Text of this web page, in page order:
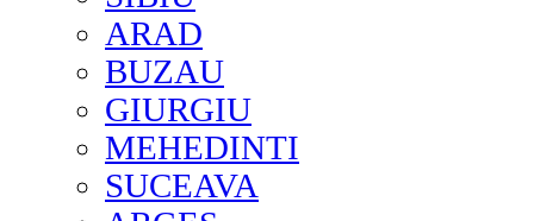
ARAD
BUZAU
GIURGIU
MEHEDINTI
SUCEAVA